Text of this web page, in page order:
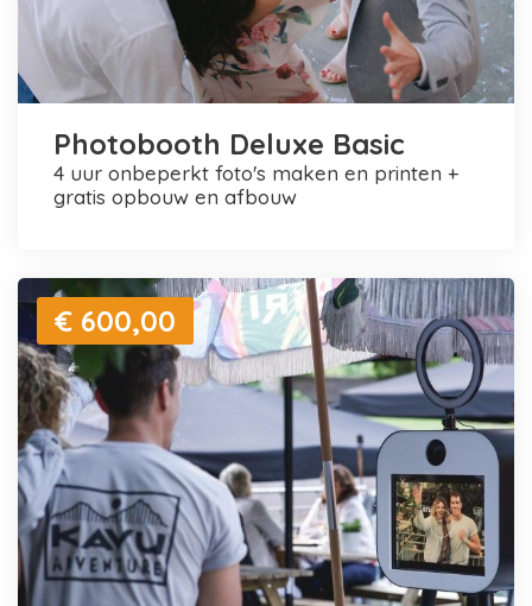
Photobooth Deluxe Basic
4 uur onbeperkt foto's maken en printen +
gratis opbouw en afbouw
€ 600,00